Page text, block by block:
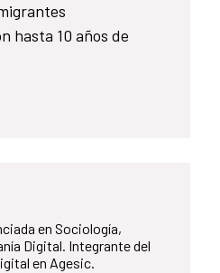
hasta 10 años de
en Sociología,
Digital. Integrante del
en Agesic.